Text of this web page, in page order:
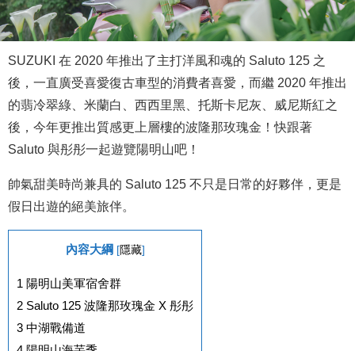
SUZUKI 在 2020 年推出了主打洋風和魂的 Saluto 125 之
後，一直廣受喜愛復古車型的消費者喜愛，而繼 2020 年推出
的翡冷翠綠、米蘭白、西西里黑、托斯卡尼灰、威尼斯紅之
後，今年更推出質感更上層樓的波隆那玫瑰金！快跟著
Saluto 與彤彤一起遊覽陽明山吧！
帥氣甜美時尚兼具的 Saluto 125 不只是日常的好夥伴，更是
假日出遊的絕美旅伴。
內容大綱 [隱藏]
1
陽明山美軍宿舍群
2 Saluto 125 波隆那玫瑰金 X 彤彤
3 中湖戰備道